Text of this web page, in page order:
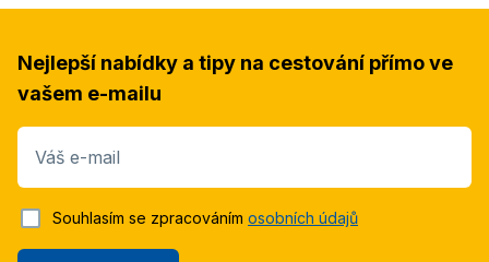
Nejlepší nabídky a tipy na cestování přímo ve
vašem e-mailu
Váš e-mail
Souhlasím se zpracováním osobních údajů